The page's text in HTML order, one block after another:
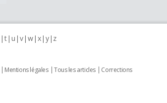
t u v w x y z
Mentions légales Tous les articles
Corrections